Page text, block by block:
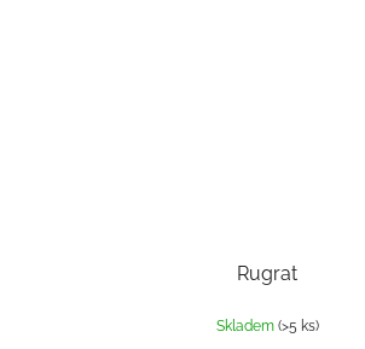
Rugrat
Skladem (>5 ks)